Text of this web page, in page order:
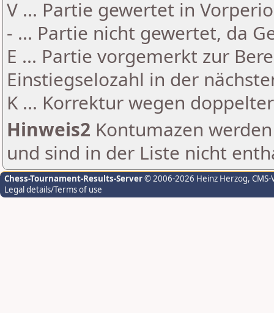
V ... Partie gewertet in
- ... Partie nicht gewertet, da
E ... Partie vorgemerkt zur
Einstiegselozahl in der
K ... Korrektur wegen
Hinweis2 Kontumazen
und sind in der Liste nicht
Chess-Tournament-Results-Server© 2006-2026 Heinz Herzog,
Legal details/Terms of use